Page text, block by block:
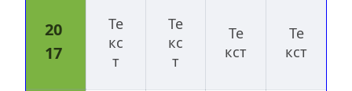
20
17
Те
кс
т
Те
кс
т
Те
кст
Те
кст